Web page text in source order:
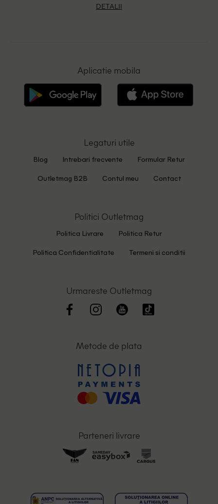
DETALII
Aplicatie mobila
Legaturi utile
Blog Intrebari frecvente Formular Retur
Outletmag B2B Contul meu Contact
Politici Outletmag
Politica Livrare Politica Retur
Politica Confidentialitate Termeni si conditii
Urmareste Outletmag
Metode de plata
Parteneri livrare